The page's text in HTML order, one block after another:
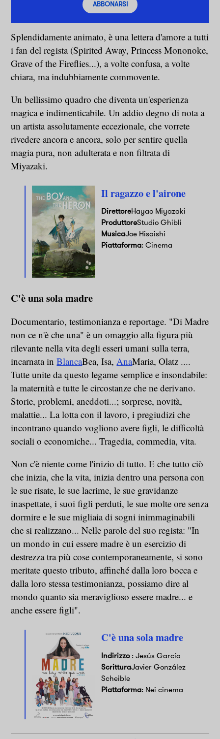
ABBONARSI
Splendidamente animato, è una lettera d'amore a tutti
i fan del regista (Spirited Away, Princess Mononoke,
Grave of the Fireflies...), a volte confusa, a volte
chiara, ma indubbiamente commovente.
Un bellissimo quadro che diventa un'esperienza
magica e indimenticabile. Un addio degno di nota a
un artista assolutamente eccezionale, che vorrete
rivedere ancora e ancora, solo per sentire quella
magia pura, non adulterata e non filtrata di
Miyazaki.
Il ragazzo e l'airone
DirettoreHayao Miyazaki
ProduttoreStudio Ghibli
MusicaJoe Hisaishi
Piattaforma: Cinema
C'è una sola madre
Documentario, testimonianza e reportage. "Di Madre
non ce n'è che una" è un omaggio alla figura più
rilevante nella vita degli esseri umani sulla terra,
incarnata inBlancaBea, Isa,AnaMaria, Olatz ....
Tutte unite da questo legame semplice e insondabile:
la maternità e tutte le circostanze che ne derivano.
Storie, problemi, aneddoti...; sorprese, novità,
malattie... La lotta con il lavoro, i pregiudizi che
incontrano quando vogliono avere figli, le difficoltà
sociali o economiche... Tragedia, commedia, vita.
Non c'è niente come l'inizio di tutto. E che tutto ciò
che inizia, che la vita, inizia dentro una persona con
le sue risate, le sue lacrime, le sue gravidanze
inaspettate, i suoi figli perduti, le sue molte ore senza
dormire e le sue migliaia di sogni inimmaginabili
che si realizzano... Nelle parole del suo regista: "In
un mondo in cui essere madre è un esercizio di
destrezza tra più cose contemporaneamente, si sono
meritate questo tributo, affinché dalla loro bocca e
dalla loro stessa testimonianza, possiamo dire al
mondo quanto sia meraviglioso essere madre... e
anche essere figli".
C'è una sola madre
Indirizzo : Jesús García
ScritturaJavier González
Scheible
Piattaforma: Nei cinema